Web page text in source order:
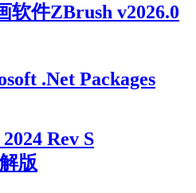
软件ZBrush v2026.0
.Net Packages
Rev S
版